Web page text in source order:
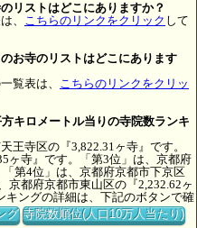
リストはどこにありますか？
、 こちらのリンクをクリック して
お寺のリストはどこにあります
覧表は、 こちらのリンクをクリッ
キロメートル当りの寺院数ランキ
王寺区の『3,822.31ヶ寺』です。
ヶ寺』です。「第3位」は、京都府
第4位」は、京都府京都市下京区
京都府京都市東山区の『2,232.62ヶ
ングの詳細は、下記のボタンで確
グ 寺院数順位(人口10万人当たり)